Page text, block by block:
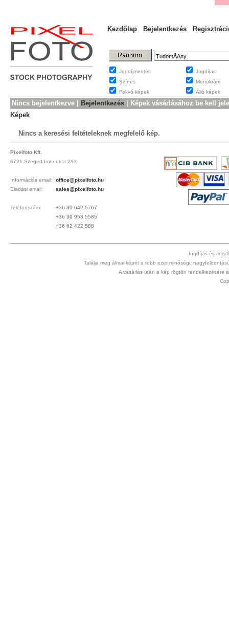
Kezdőlap Bejelentkezés
Jogdíjmentes
Jogdíjas
Színes
Monokróm
Fekvő képek
Álló képek
Nincs bejelentkezve | Bejelentkezés
Képek vásárlásához be kell
Képek
Nincs a keresési feltételeknek megfelelő kép.
Pixelfoto Kft.
6721 Szeged Imre utca 2/D.
Információs email:
office@pixelfoto.hu
Eladási email:
sales@pixelfoto.hu
Telefonszám:
+36 30 642 5767
+36 30 953 5585
+36 62 422 588
Jogdíjas és
Találja meg álmai képét a több ezer minőségi,
A vásárlás után a kép rögtön rendelkezésére